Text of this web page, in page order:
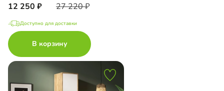
12 250 27 220
Доступно для доставки
В корзину